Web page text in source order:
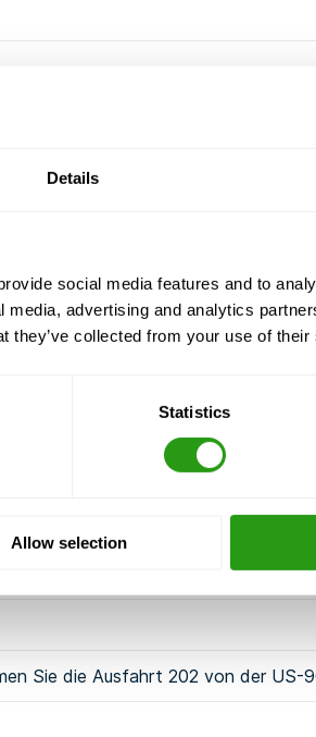
Details
social media features and to
advertising and analytics
they’ve collected from your use of
Statistics
Allow selection
der LA-311 S.
St.
Sie die Ausfahrt 202 von der US-